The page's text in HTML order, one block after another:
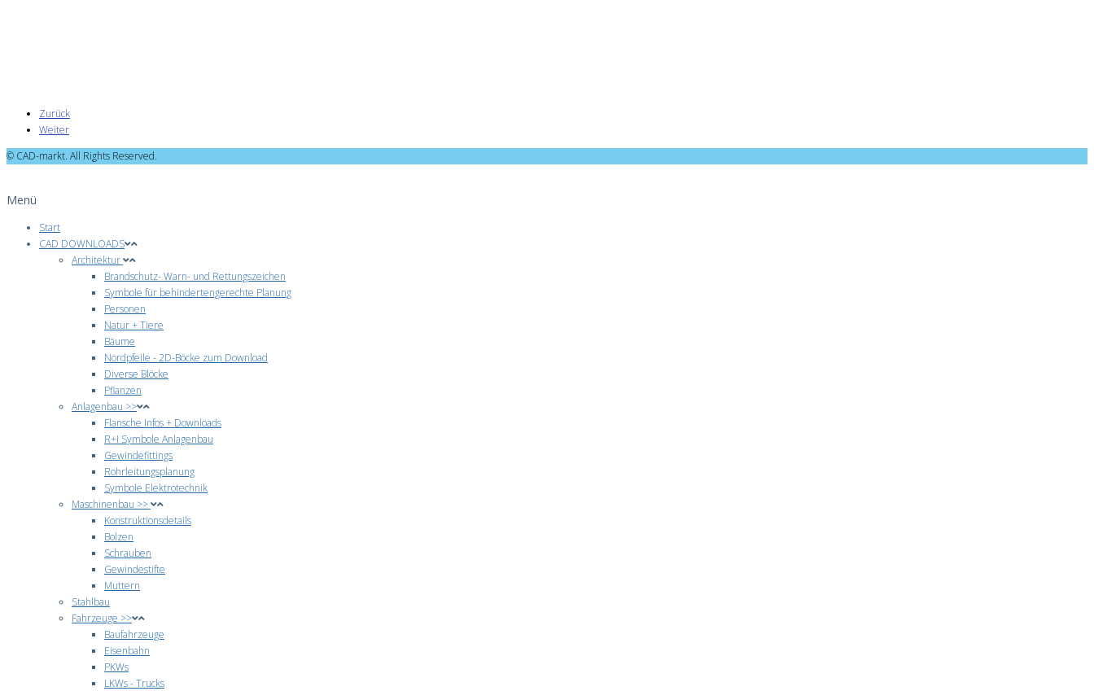
Zurück
Weiter
© CAD-markt. All Rights Reserved.
Menü
Start
CAD DOWNLOADS
Architektur
Brandschutz- Warn- und Rettungszeichen
Symbole für behindertengerechte Planung
Personen
Natur + Tiere
Bäume
Nordpfeile - 2D-Böcke zum Download
Diverse Blöcke
Pflanzen
Anlagenbau >>
Flansche Infos + Downloads
R+I Symbole Anlagenbau
Gewindefittings
Rohrleitungsplanung
Symbole Elektrotechnik
Maschinenbau >>
Konstruktionsdetails
Bolzen
Schrauben
Gewindestifte
Muttern
Stahlbau
Fahrzeuge >>
Baufahrzeuge
Eisenbahn
PKWs
LKWs - Trucks